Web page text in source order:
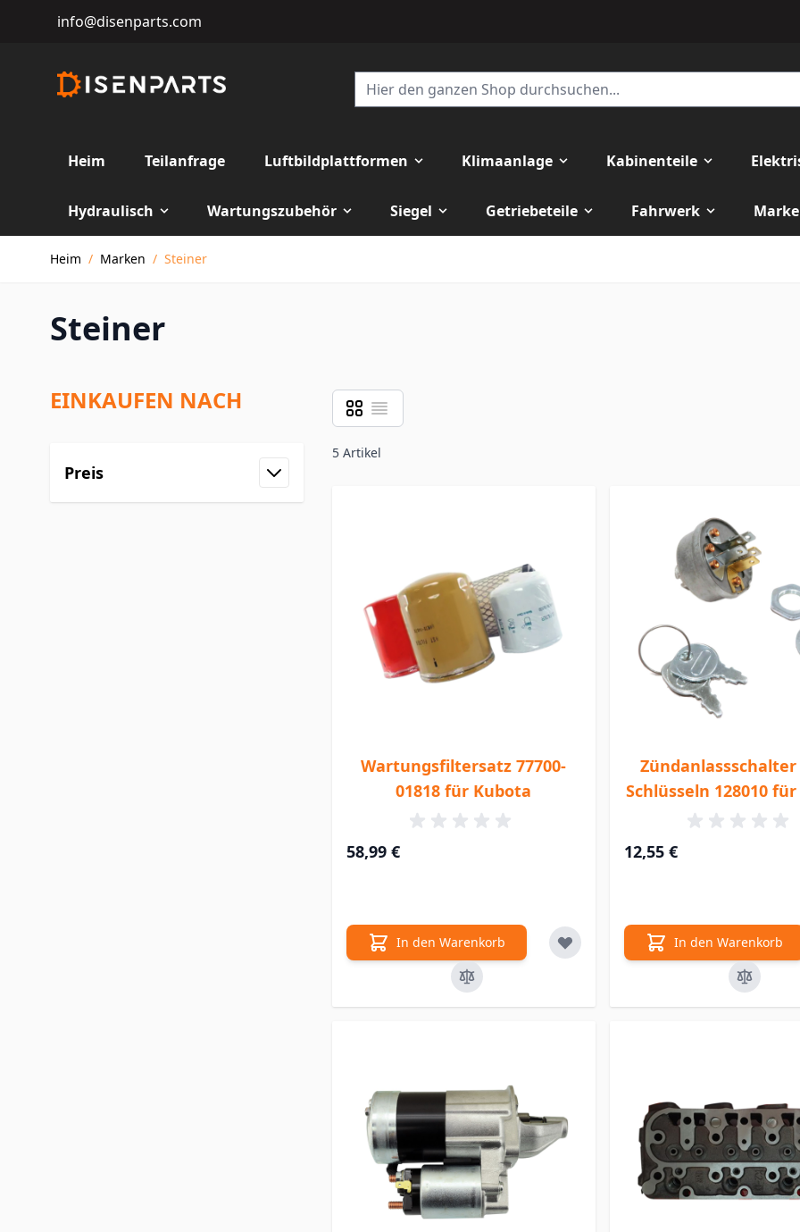
info@disenparts.com
Heim Teilanfrage Luftbildplattformen Klimaanlage Kabinenteile
Hydraulisch Wartungszubehör Siegel Getriebeteile Fahrwerk
Heim / Marken / Steiner
Steiner
EINKAUFEN NACH
Preis
Ansicht als
Raster
Liste
5 Artikel
Wartungsfiltersatz 77700-
01818 für Kubota
58,99 €
In den Warenkorb
Schlüsseln 128010
12,55 €
In den Warenkorb